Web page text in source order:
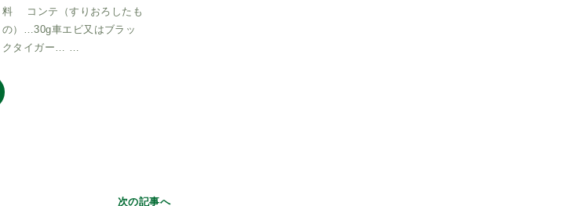
料 コンテ（すりおろしたも
の）…30g車エビ又はブラッ
クタイガー… …
次の記事へ